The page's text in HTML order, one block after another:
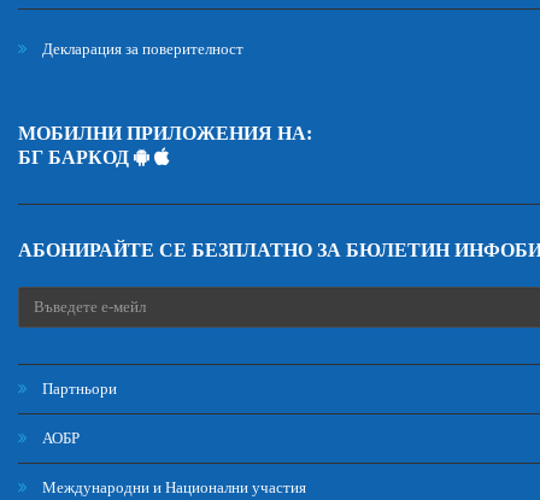
Декларация за поверителност
МОБИЛНИ ПРИЛОЖЕНИЯ НА:
БГ БАРКОД
АБОНИРАЙТЕ СЕ БЕЗПЛАТНО ЗА БЮЛЕТИН
Партньори
АОБР
Международни и Национални участия